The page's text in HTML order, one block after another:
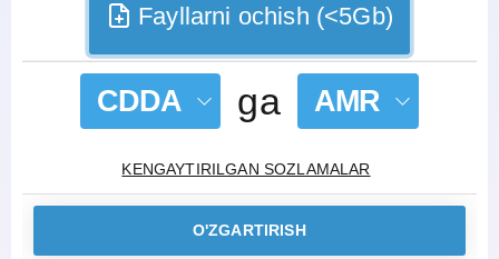
Fayllarni ochish (<5Gb)
CDDA ga AMR
KENGAYTIRILGAN SOZLAMALAR
O'ZGARTIRISH